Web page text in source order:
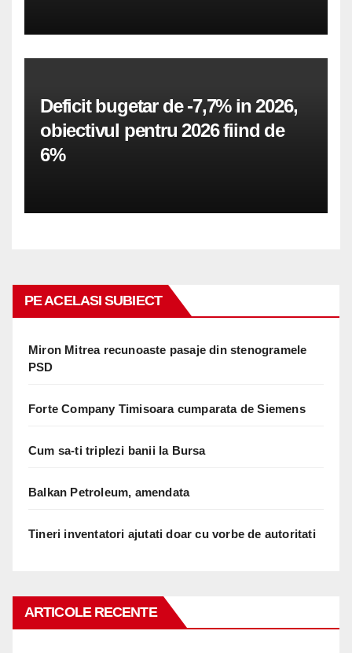
Deficit bugetar de -7,7% in 2026,
obiectivul pentru 2026 fiind de
6%
PE ACELASI SUBIECT
Miron Mitrea recunoaste pasaje din stenogramele
PSD
Forte Company Timisoara cumparata de Siemens
Cum sa-ti triplezi banii la Bursa
Balkan Petroleum, amendata
Tineri inventatori ajutati doar cu vorbe de autoritati
ARTICOLE RECENTE